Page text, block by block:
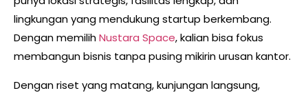
lingkungan yang mendukung startup berkembang.
Dengan memilihNustara Space, kalian bisa fokus
membangun bisnis tanpa pusing mikirin urusan kantor.
Dengan riset yang matang, kunjungan langsung,